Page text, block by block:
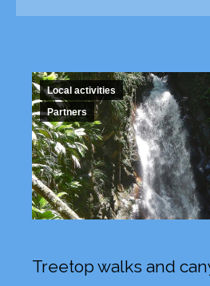
Local activities
Partners
Treetop walks and